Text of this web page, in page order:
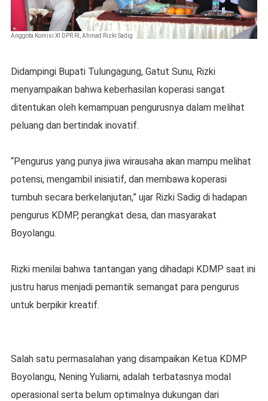
Anggota Komisi XI DPR RI, Ahmad Rizki Sadig
Didampingi Bupati Tulungagung, Gatut Sunu, Rizki
menyampaikan bahwa keberhasilan koperasi sangat
ditentukan oleh kemampuan pengurusnya dalam melihat
peluang dan bertindak inovatif.
“Pengurus yang punya jiwa wirausaha akan mampu melihat
potensi, mengambil inisiatif, dan membawa koperasi
tumbuh secara berkelanjutan,” ujar Rizki Sadig di hadapan
pengurus KDMP, perangkat desa, dan masyarakat
Boyolangu.
Rizki menilai bahwa tantangan yang dihadapi KDMP saat ini
justru harus menjadi pemantik semangat para pengurus
untuk berpikir kreatif.
Salah satu permasalahan yang disampaikan Ketua KDMP
Boyolangu, Nening Yuliarni, adalah terbatasnya modal
operasional serta belum optimalnya dukungan dari